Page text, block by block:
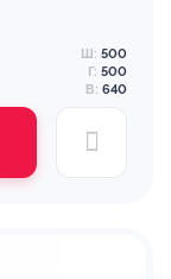
Ш: 500
Г: 500
В: 640